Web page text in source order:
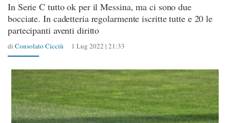
In Serie C tutto ok per il Messina, ma ci sono due
bocciate. In cadetteria regolarmente iscritte tutte e 20 le
partecipanti aventi diritto
di Consolato Cicciù 1 Lug 2022 | 21:33